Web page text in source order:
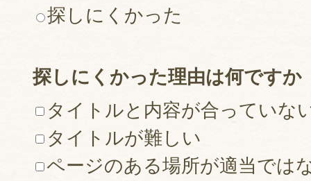
探しにくかった
探しにくかった理由は何ですか
タイトルと内容が合っていな
タイトルが難しい
ページのある場所が適当では